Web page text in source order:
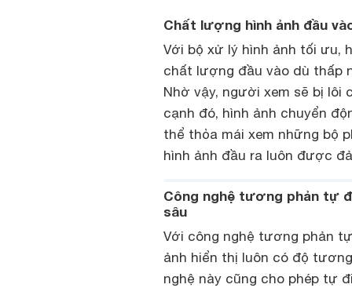
Chất lượng hình ảnh đầu
Với bộ xử lý hình ảnh tối ưu,
chất lượng đầu vào dù thấp
Nhờ vậy, người xem sẽ bị lôi
cạnh đó, hình ảnh chuyển
thể thỏa mái xem những bộ
hình ảnh đầu ra luôn được
Công nghệ tương phản tự
sâu
Với công nghệ tương phản
ảnh hiển thị luôn có độ
nghệ này cũng cho phép tự